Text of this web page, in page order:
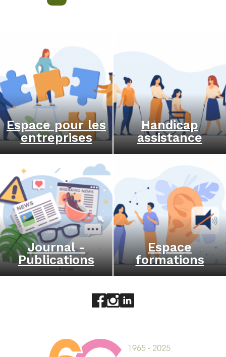
Espace pour les
entreprises
Handicap
assistance
Journal -
Publications
Espace
formations
Aller sur le réseau social
Aller sur le réseau social
Aller sur le réseau